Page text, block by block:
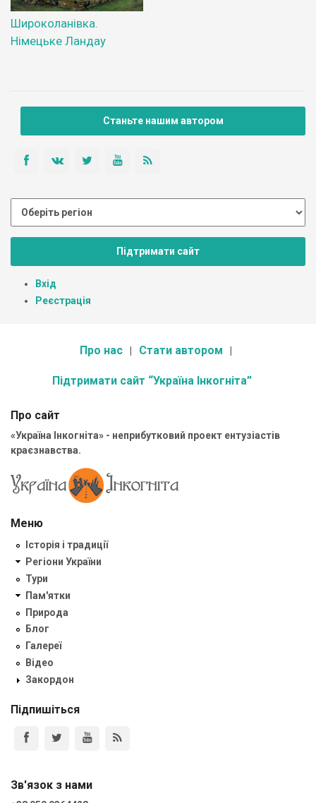
Широколанівка.
Німецьке Ландау
Станьте нашим автором
Підтримати сайт
Вхід
Реєстрація
Про нас Стати автором
Підтримати сайт “Україна Інкогніта”
Про сайт
«Україна Інкогніта» - неприбутковий проект ентузіастів
краєзнавства.
Меню
Історія і традиції
Регіони України
Тури
Пам'ятки
Природа
Блог
Галереї
Відео
Закордон
Підпишіться
Зв'язок з нами